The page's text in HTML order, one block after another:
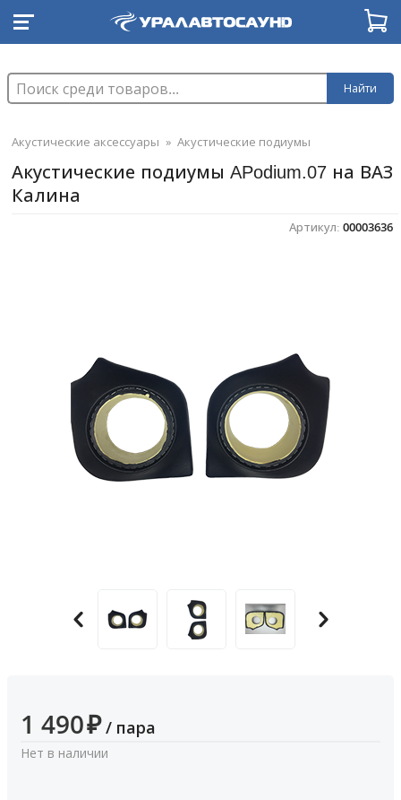
Найти
Акустические аксессуары » Акустические подиумы
Акустические подиумы APodium.07 на ВАЗ
Калина
Артикул: 00003636
1 490₽ / пара
Нет в наличии